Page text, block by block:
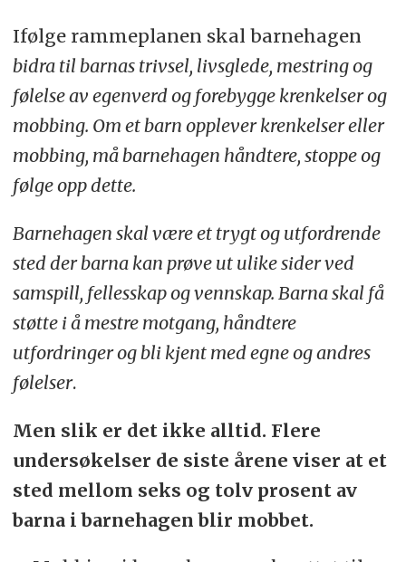
Ifølge rammeplanen skal barnehagen
bidra til barnas trivsel, livsglede, mestring og
følelse av egenverd og forebygge krenkelser og
mobbing. Om et barn opplever krenkelser eller
mobbing, må barnehagen håndtere, stoppe og
følge opp dette.
Barnehagen skal være et trygt og utfordrende
sted der barna kan prøve ut ulike sider ved
samspill, fellesskap og vennskap. Barna skal få
støtte i å mestre motgang, håndtere
utfordringer og bli kjent med egne og andres
følelser.
Men slik er det ikke alltid. Flere
undersøkelser de siste årene viser at et
sted mellom seks og tolv prosent av
barna i barnehagen blir mobbet.